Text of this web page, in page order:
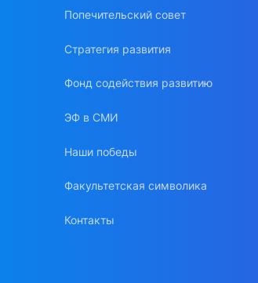
Попечительский совет
Стратегия развития
Фонд содействия развитию
ЭФ в СМИ
Наши победы
Факультетская символика
Контакты